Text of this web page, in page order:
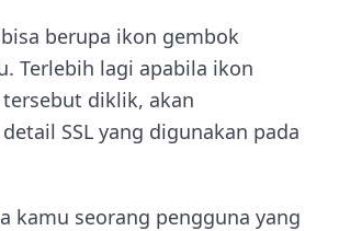
berupa ikon gembok
Terlebih lagi apabila ikon
diklik, akan
SSL yang digunakan pada
kamu seorang pengguna yang